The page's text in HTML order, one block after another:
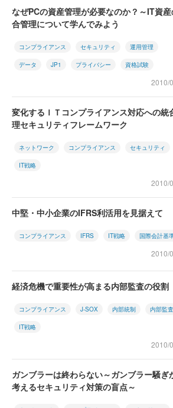
なぜPCの資産管理が必要なのか？～IT資
合管理について学んでみよう
コンプライアンス セキュリティ 運用管理
データ JP1 プライバシー 資格試験
2010/
変化するＩＴコンプライアンス対応への統
理セキュリティフレームワーク
ネットワーク コンプライアンス セキュリティ
IT戦略
2010/
中堅・中小企業のIFRS利活用を見据えて
コンプライアンス IFRS IT戦略 国際会計基
2010/
経済危機で重要性が高まる内部監査の役割
コンプライアンス J-SOX 内部統制 内部監査
IT戦略
2010/
ガンブラーは終わらない～ガンブラー騒ぎ
考えるセキュリティ対策の盲点～